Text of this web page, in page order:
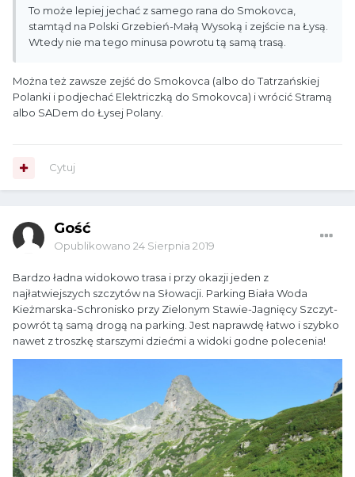
To może lepiej jechać z samego rana do Smokovca,
stamtąd na Polski Grzebień-Małą Wysoką i zejście na Łysą.
Wtedy nie ma tego minusa powrotu tą samą trasą.
Można też zawsze zejść do Smokovca (albo do Tatrzańskiej
Polanki i podjechać Elektriczką do Smokovca) i wrócić Stramą
albo SADem do Łysej Polany.
Cytuj
Gość
Opublikowano 24 Sierpnia 2019
Bardzo ładna widokowo trasa i przy okazji jeden z
najłatwiejszych szczytów na Słowacji. Parking Biała Woda
Kieżmarska-Schronisko przy Zielonym Stawie-Jagnięcy Szczyt-
powrót tą samą drogą na parking. Jest naprawdę łatwo i szybko
nawet z troszkę starszymi dziećmi a widoki godne polecenia!